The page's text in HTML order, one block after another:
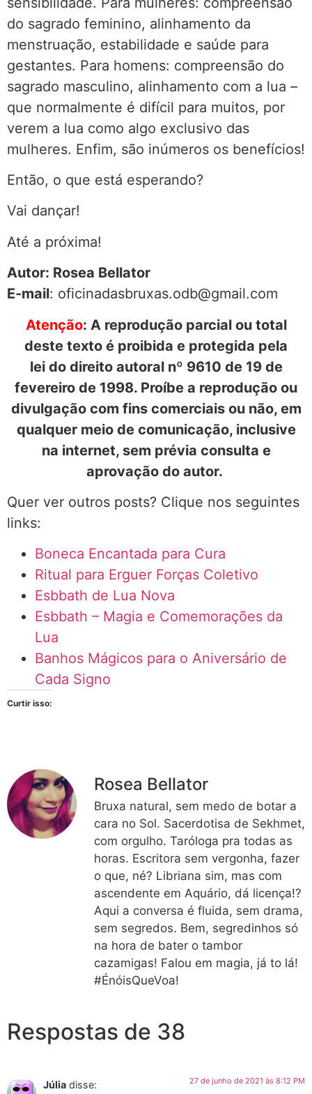
do sagrado feminino, alinhamento da
menstruação, estabilidade e saúde para
gestantes. Para homens: compreensão do
sagrado masculino, alinhamento com a lua –
que normalmente é difícil para muitos, por
verem a lua como algo exclusivo das
mulheres. Enfim, são inúmeros os benefícios!
Então, o que está esperando?
Vai dançar!
Até a próxima!
Autor: Rosea Bellator
E-mail: oficinadasbruxas.odb@gmail.com
Atenção: A reprodução parcial ou total
deste texto é proibida e protegida pela
lei do direito autoral nº 9610 de 19 de
fevereiro de 1998. Proíbe a reprodução ou
divulgação com fins comerciais ou não, em
qualquer meio de comunicação, inclusive
na internet, sem prévia consulta e
aprovação do autor.
Quer ver outros posts? Clique nos seguintes
links:
Boneca Encantada para Cura
Ritual para Erguer Forças Coletivo
Esbbath de Lua Nova
Esbbath – Magia e Comemorações da
Lua
Banhos Mágicos para o Aniversário de
Cada Signo
Curtir isso:
Rosea Bellator
Bruxa natural, sem medo de botar a
cara no Sol. Sacerdotisa de Sekhmet,
com orgulho. Taróloga pra todas as
horas. Escritora sem vergonha, fazer
o que, né? Libriana sim, mas com
ascendente em Aquário, dá licença!?
Aqui a conversa é fluida, sem drama,
sem segredos. Bem, segredinhos só
na hora de bater o tambor
cazamigas! Falou em magia, já to lá!
#ÉnóisQueVoa!
Respostas de 38
Júlia disse: 27 de junho de 2021 às 8:12 PM